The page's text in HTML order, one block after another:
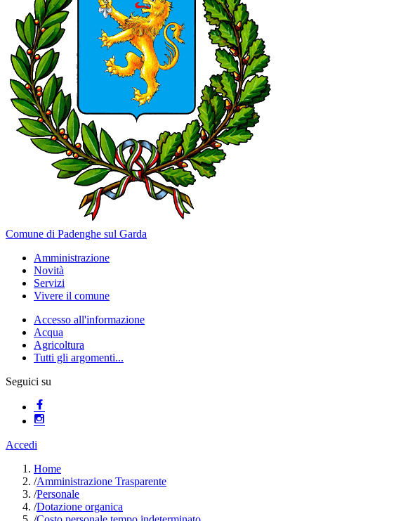
Comune di Padenghe sul Garda
Amministrazione
Novità
Servizi
Vivere il comune
Accesso all'informazione
Acqua
Agricoltura
Tutti gli argomenti...
Seguici su
Accedi
Home
/Amministrazione Trasparente
/Personale
/Dotazione organica